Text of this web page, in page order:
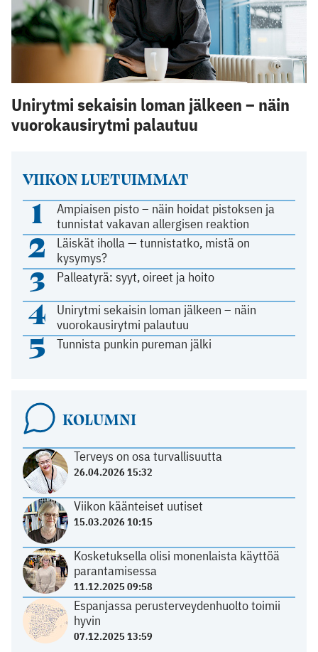
VIIKON LUETUIMMAT
1
Ampiaisen pisto – näin hoidat pistoksen ja
tunnistat vakavan allergisen reaktion
2
Läiskät iholla — tunnistatko, mistä on
kysymys?
3 Palleatyrä: syyt, oireet ja hoito
4
Unirytmi sekaisin loman jälkeen – näin
vuorokausirytmi palautuu
5 Tunnista punkin pureman jälki
KOLUMNI
Terveys on osa turvallisuutta
26.04.2026 15:32
Viikon käänteiset uutiset
15.03.2026 10:15
Kosketuksella olisi monenlaista käyttöä
parantamisessa
11.12.2025 09:58
Espanjassa perusterveydenhuolto toimii
hyvin
07.12.2025 13:59
Unirytmi sekaisin loman jälkeen – näin
vuorokausirytmi palautuu